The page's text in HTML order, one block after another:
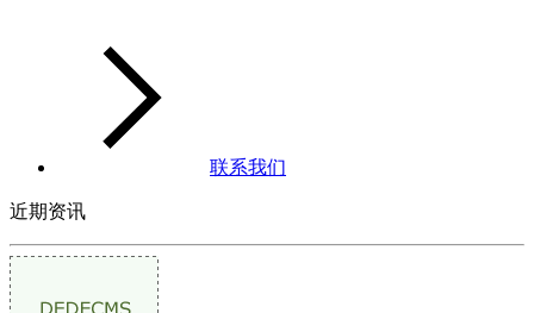
联系我们
近期资讯